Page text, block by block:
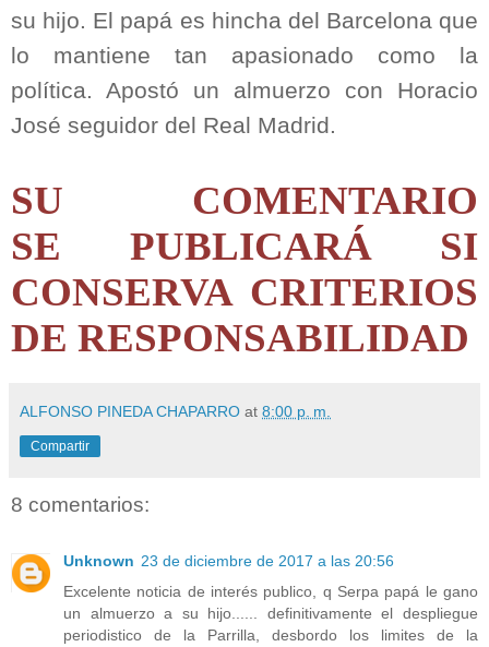
su hijo. El papá es hincha del Barcelona que
lo mantiene tan apasionado como la
política. Apostó un almuerzo con Horacio
José seguidor del Real Madrid.
SU COMENTARIO
SE PUBLICARÁ SI
CONSERVA CRITERIOS
DE RESPONSABILIDAD
ALFONSO PINEDA CHAPARRO at 8:00 p. m.
Compartir
8 comentarios:
Unknown 23 de diciembre de 2017 a las 20:56
Excelente noticia de interés publico, q Serpa papá le gano
un almuerzo a su hijo...... definitivamente el despliegue
periodistico de la Parrilla, desbordo los limites de la